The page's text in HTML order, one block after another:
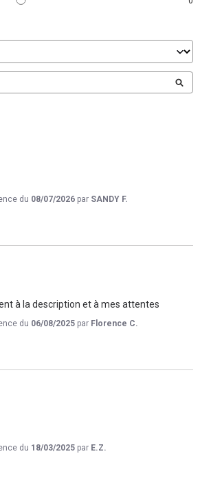
du 08/07/2026 par SANDY F.
à la description et à mes attentes
du 06/08/2025 par Florence C.
du 18/03/2025 par E.Z.